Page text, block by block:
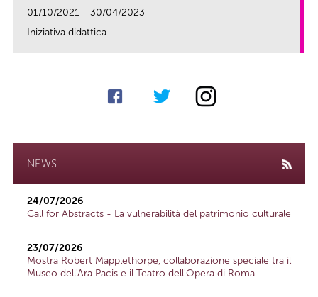
01/10/2021 - 30/04/2023
Iniziativa didattica
NEWS
24/07/2026
Call for Abstracts - La vulnerabilità del patrimonio culturale
23/07/2026
Mostra Robert Mapplethorpe, collaborazione speciale tra il
Museo dell'Ara Pacis e il Teatro dell'Opera di Roma